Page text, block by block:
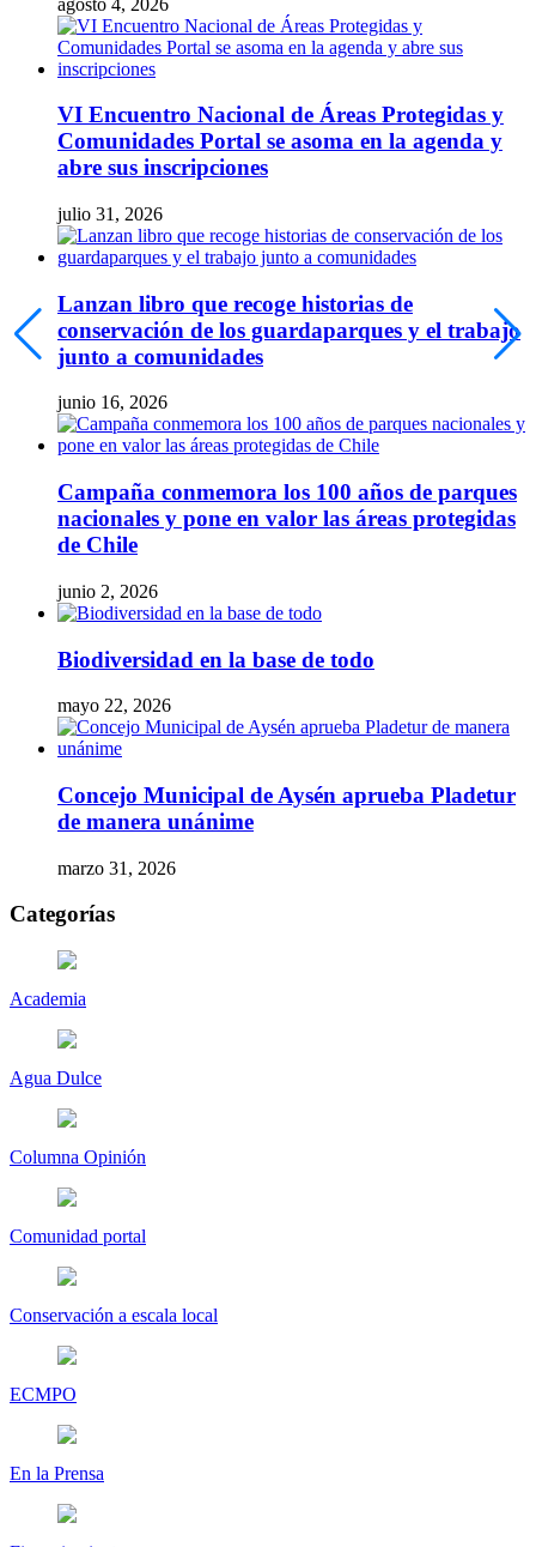
VI Encuentro Nacional de Áreas Protegidas y
Comunidades Portal se asoma en la agenda y
abre sus inscripciones
julio 31, 2026
Lanzan libro que recoge historias de
conservación de los guardaparques y el trabajo
junto a comunidades
junio 16, 2026
Campaña conmemora los 100 años de parques
nacionales y pone en valor las áreas protegidas
de Chile
junio 2, 2026
Biodiversidad en la base de todo
mayo 22, 2026
Concejo Municipal de Aysén aprueba Pladetur
de manera unánime
marzo 31, 2026
Categorías
Academia
Agua Dulce
Columna Opinión
Comunidad portal
Conservación a escala local
ECMPO
En la Prensa